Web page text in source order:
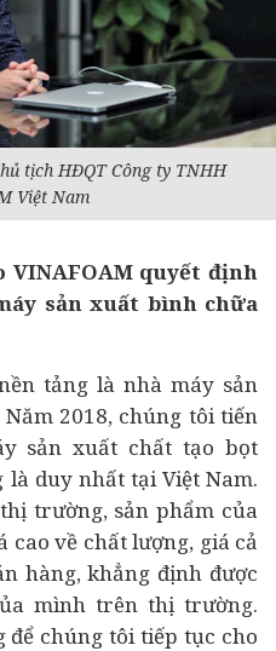
tịch HĐQT Công ty TNHH
Việt Nam
VINAFOAM quyết định
sản xuất bình chữa
tảng là nhà máy sản
2018, chúng tôi tiến
sản xuất chất tạo bọt
là duy nhất tại Việt Nam.
trường, sản phẩm của
cao về chất lượng, giá cả
hàng, khẳng định được
mình trên thị trường.
chúng tôi tiếp tục cho